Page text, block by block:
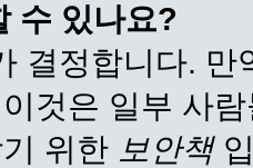
수 있나요?
결정합니다.
것은 일부 사
위한 보안책